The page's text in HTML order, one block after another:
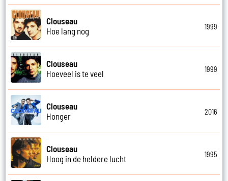
Clouseau
Hoe lang nog
1999
Clouseau
Hoeveel is te veel
1999
Clouseau
Honger
2016
Clouseau
Hoog in de heldere lucht
1995